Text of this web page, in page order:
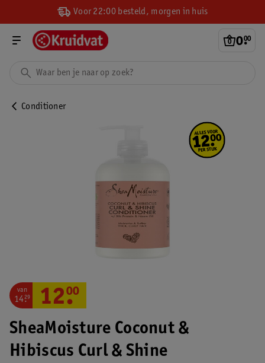
Voor 22:00 besteld, morgen in huis
0.
00
Conditioner
SheaMoisture Coconut &
Hibiscus Curl & Shine
van
14.29 12.
00